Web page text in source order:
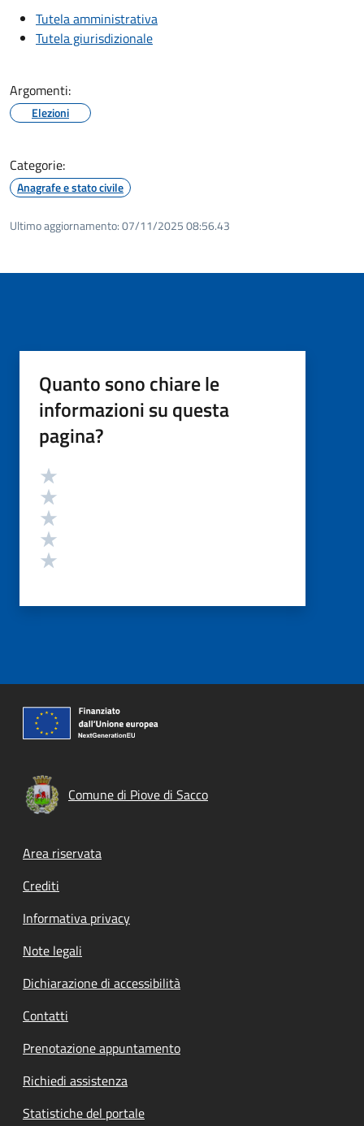
Tutela amministrativa
Tutela giurisdizionale
Argomenti:
Elezioni
Categorie:
Anagrafe e stato civile
Ultimo aggiornamento:07/11/2025 08:56.43
Quanto sono chiare le
informazioni su questa
pagina?
Valutazione
Comune di Piove di Sacco
Footer menu
Area riservata
Crediti
Informativa privacy
Note legali
Dichiarazione di accessibilità
Contatti
Prenotazione appuntamento
Richiedi assistenza
Statistiche del portale